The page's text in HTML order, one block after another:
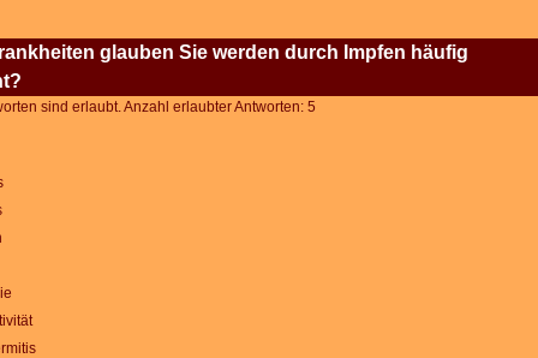
glauben Sie werden durch Impfen häufig
sind erlaubt. Anzahl erlaubter Antworten: 5